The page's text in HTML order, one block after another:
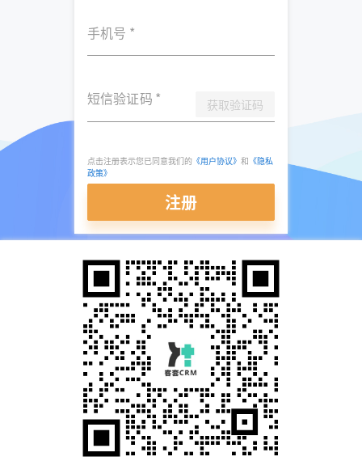
手机号 *
短信验证码 * 获取验证码
点击注册表示您已同意我们的 《用户协议》 和 《隐私
政策》
注册